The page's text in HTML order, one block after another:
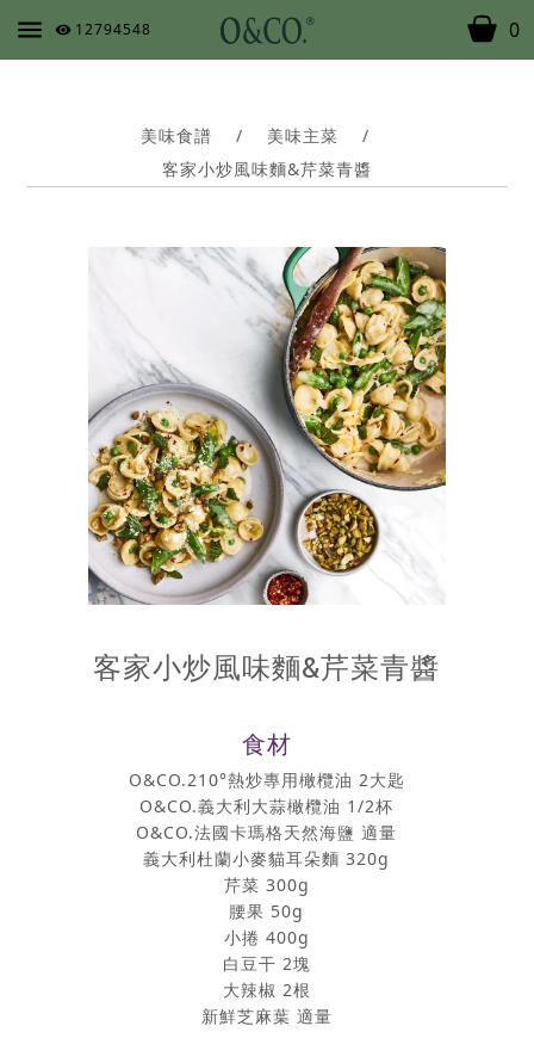
12794548 0
美味食譜 / 美味主菜
/
客家小炒風味麵&芹菜青醬
客家小炒風味麵&芹菜青醬
食材
O&CO.210°熱炒專用橄欖油 2大匙
O&CO.義大利大蒜橄欖油 1/2杯
O&CO.法國卡瑪格天然海鹽 適量
義大利杜蘭小麥貓耳朵麵 320g
芹菜 300g
腰果 50g
小捲 400g
白豆干 2塊
大辣椒 2根
新鮮芝麻葉 適量